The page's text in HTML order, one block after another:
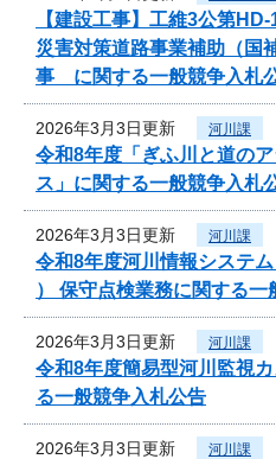
【建設工事】工維3公第
災害対策道路事業補助（国
事 に関する一般競争入札
2026年3月3日更新 河川課
令和8年度「ぎふ川と道の
ス」に関する一般競争入札
2026年3月3日更新 河川課
令和8年度河川情報システ
） 保守点検業務に関する一
2026年3月3日更新 河川課
令和8年度簡易型河川監視
る一般競争入札公告
2026年3月3日更新 河川課